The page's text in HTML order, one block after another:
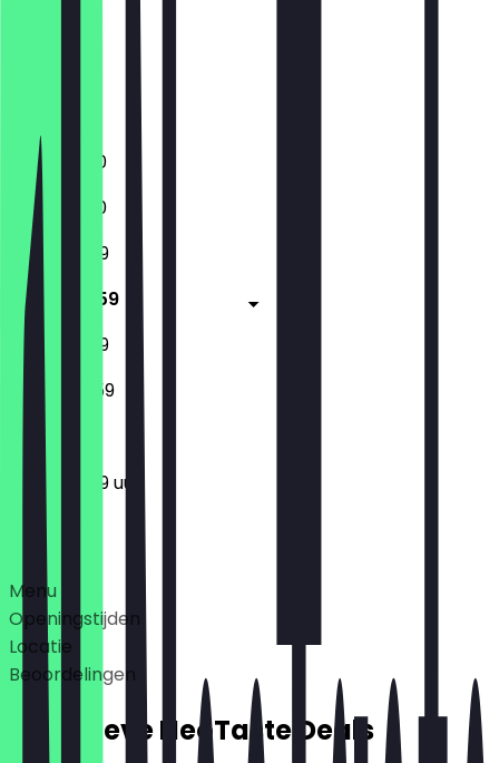
11:00 - 18:00
11:00 - 18:00
11:00 - 23:59
11:00 - 23:59
11:00 - 23:59
18:00 - 23:59
11:00 - 23:59 uur
Deals
Menu
Openingstijden
Locatie
Beoordelingen
Exclusieve NeoTaste Deals